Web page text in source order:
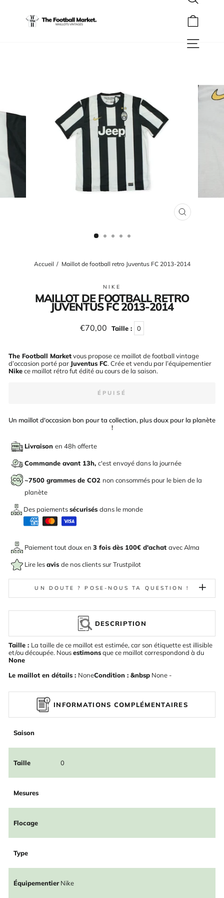
Rechercher
Navigation
FERMER
Accueil / Maillot de football retro Juventus FC 2013-2014
NIKE
MAILLOT DE FOOTBALL RETRO
JUVENTUS FC 2013-2014
Prix
régulier
€70,00 Taille : 0
The Football Marketvous propose ce maillot de football vintage
d’occasion porté par Juventus FC. Crée et vendu par l’équipementier
Nikece maillot rétro fut édité au cours de la saison.
ÉPUISÉ
Un maillot d'occasion bon pour ta collection, plus doux pour la planète
!
Livraison en 48h offerte
Commande avant 13h, c'est envoyé dans la journée
~7500 grammes de CO2 non consommés pour le bien de la
planète
Des paiementssécurisés dans le monde
Paiement tout doux en 3 fois dès 100€ d'achat avecAlma
Lire lesavis de nos clients sur Trustpilot
UN DOUTE ? POSE-NOUS TA QUESTION !
DESCRIPTION
Taille : La taille de ce maillot est estimée, car son étiquette est illisible
et/ou découpée. Nousestimonsque ce maillot correspondond à du
None
Le maillot en détails : NoneCondition : &nbsp None -
INFORMATIONS COMPLÉMENTAIRES
Saison
Taille 0
Mesures
Flocage
Type
Équipementier Nike